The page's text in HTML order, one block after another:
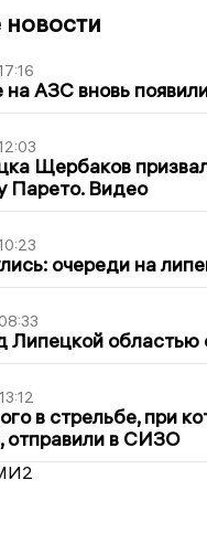
на АЗС вновь
Щербаков
Парето. Видео
очереди на
Липецкой
в стрельбе, при
отправили в СИЗО